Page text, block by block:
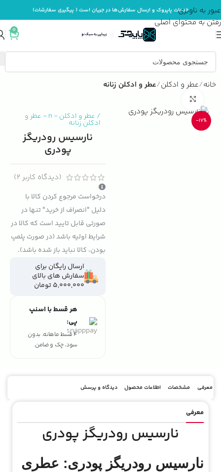
عبور به ناوبری
رفتن به محتوای اصلی
خدمات پاپروک و ارسال سفارش‌ها در جریان است ( پیگیری سفارشات)
0
خانه عطر و ادکلن عطر و ادکلن زنانه
-17%
/ عطر و ادکلن-
n
- عطر و
ادکلن زنانه
نارسیس رودریگز
پودری
(دیدگاه کاربر 2
)
درخواست مرجوع کردن کالا با
دلیل "انصراف از خرید" تنها در
صورتی قابل تایید است که کالا در
شرایط اولیه باشد (در صورت پلمپ
بودن، کالا نباید باز شده باشد).
ارسال رایگان برای
سفارش های بالای
5,000,000 تومان
هر قسط با اسنپ
پی:
4 قسط ماهانه. بدون
سود، چک و ضامن.
معرفی مشخصات اطلاعات محصول دیدگاه و پرسش
معرفی
نارسیس رودریگز پودری
نارسیس رودریگز پودری: عطری